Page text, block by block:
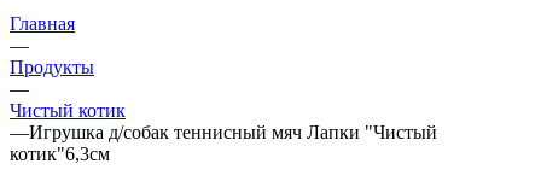
Главная
—
Продукты
—
Чистый котик
—Игрушка д/собак теннисный мяч Лапки "Чистый
котик"6,3см